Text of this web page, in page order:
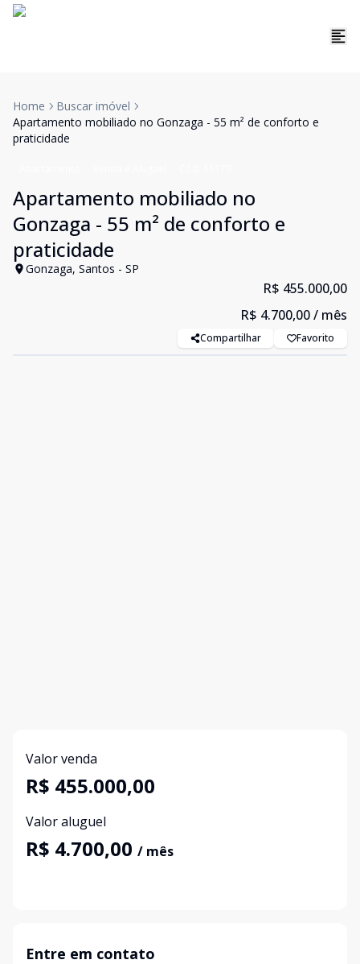
Home
Buscar imóvel
Apartamento mobiliado no Gonzaga - 55 m² de conforto e
praticidade
Apartamento mobiliado no
Gonzaga - 55 m² de conforto e
praticidade
Gonzaga, Santos - SP
R$ 455.000,00
R$ 4.700,00/ mês
Compartilhar Favorito
Valor venda
R$ 455.000,00
Valor aluguel
R$ 4.700,00 / mês
Entre em contato